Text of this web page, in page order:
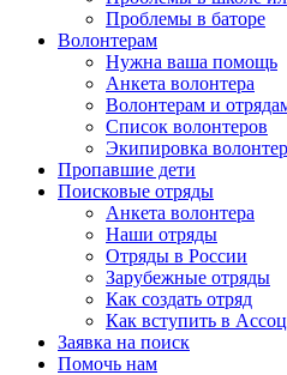
Проблемы в баторе
Волонтерам
Нужна ваша помощь
Анкета волонтера
Волонтерам и
Список волонтеров
Экипировка
Пропавшие дети
Поисковые отряды
Анкета волонтера
Наши отряды
Отряды в России
Зарубежные отряды
Как создать отряд
Как вступить в
Заявка на поиск
Помочь нам